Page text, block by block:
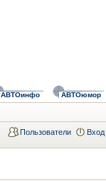
АВТОинфо АВТОюмор
Пользователи Вход